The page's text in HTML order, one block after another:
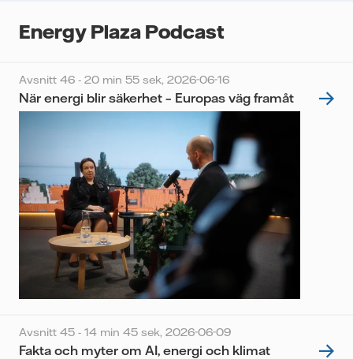
Energy Plaza Podcast
Avsnitt 46 - 20 min 55 sek, 2026-06-16
När energi blir säkerhet – Europas väg framåt
Avsnitt 45 - 14 min 45 sek, 2026-06-09
Fakta och myter om AI, energi och klimat